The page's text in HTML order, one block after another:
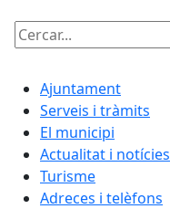
Cercar:
Ajuntament
Serveis i tràmits
El municipi
Actualitat i notícies
Turisme
Adreces i telèfons